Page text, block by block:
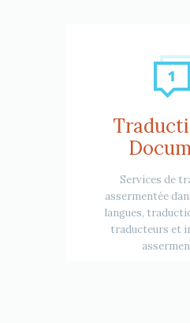
Services de
assermentée
langues,
traducteurs et